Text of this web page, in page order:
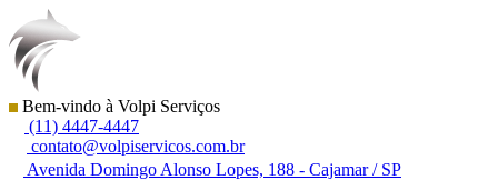
Bem-vindo à Volpi Serviços
(11) 4447-4447
contato@volpiservicos.com.br
Avenida Domingo Alonso Lopes, 188 - Cajamar / SP